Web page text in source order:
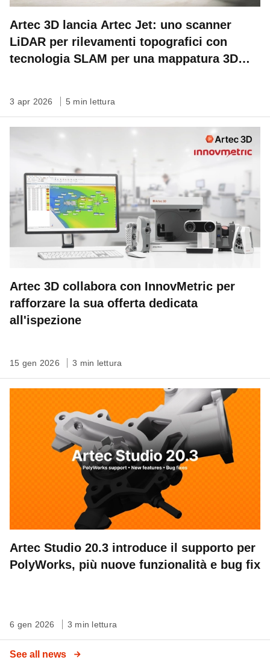
Artec 3D lancia Artec Jet: uno scanner
LiDAR per rilevamenti topografici con
tecnologia SLAM per una mappatura 3D
3 apr 2026 5 min lettura
Artec 3D collabora con InnovMetric per
rafforzare la sua offerta dedicata
all'ispezione
15 gen 2026 3 min lettura
Artec Studio 20.3 introduce il supporto per
PolyWorks, più nuove funzionalità e bug fix
6 gen 2026 3 min lettura
See all news